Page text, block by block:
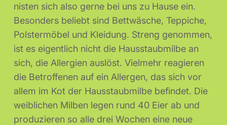
nisten sich also gerne bei uns zu Hause ein.
Besonders beliebt sind Bettwäsche, Teppiche,
Polstermöbel und Kleidung. Streng genommen,
ist es eigentlich nicht die Hausstaubmilbe an
sich, die Allergien auslöst. Vielmehr reagieren
die Betroffenen auf ein Allergen, das sich vor
allem im Kot der Hausstaubmilbe befindet. Die
weiblichen Milben legen rund 40 Eier ab und
produzieren so alle drei Wochen eine neue